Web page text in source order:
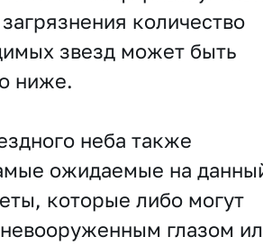
количество
звезд может быть
ниже.
неба также
ожидаемые на
которые либо могут
глазом